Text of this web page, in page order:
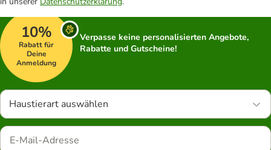
10%
Rabatt für
Deine
Anmeldung
Verpasse keine personalisierten Angebote,
Rabatte und Gutscheine!
Haustierart auswählen